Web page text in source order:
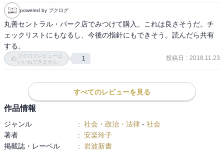
で、本書の内容は、出版社によると、次のとおり。
---引用開始
家の中は，危険がいっぱい！　正しい知識と決意があれば，ぐっと
快適で安全な暮らしを実現できる．健康寿命を延ばし，認知症の周
件近い要介護者の自宅を訪問し，コンサルティングやケアリフォー
ムを手がけてきた著者が，老後破産も防ぐ改善ポイントを惜しみな
く伝授．
---引用終了
powered by ブクログ
丸善セントラル・パーク店でみつけて購入。これは良さそうだ。チ
ェックリストにもなるし、今後の指針にもできそう。読んだら共有
する。
ブクログレビューは
いいねできません
1 投稿日 : 2018.11.23
すべてのレビューを見る
作品情報
ジャンル : 社会・政治・法律 - 社会
著者
: 安楽玲子
掲載誌・レーベル
: 岩波新書